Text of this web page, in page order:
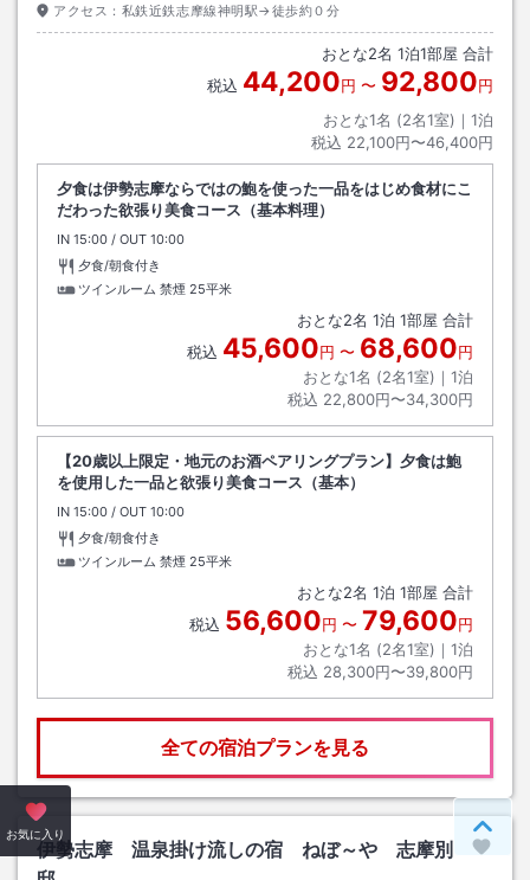
アクセス： 私鉄近鉄志摩線神明駅→徒歩約０分
おとな2名 1泊1部屋 合計
税込 44,200円 〜 92,800円
おとな1名 (2名1室)｜ 1泊
税込 22,100円〜46,400円
夕食は伊勢志摩ならではの鮑を使った一品をはじめ食材にこ
だわった欲張り美食コース（基本料理）
IN チェックイン
15:00 / OUT チェックアウト
10:00
夕食/朝食付き
ツインルーム 禁煙 25平米
おとな2名 1泊 1部屋 合計
税込 45,600円 〜 68,600円
おとな1名 (2名1室)｜ 1泊
税込 22,800円〜34,300円
【20歳以上限定・地元のお酒ペアリングプラン】夕食は鮑
を使用した一品と欲張り美食コース（基本）
IN チェックイン
15:00 / OUT チェックアウト
10:00
夕食/朝食付き
ツインルーム 禁煙 25平米
おとな2名 1泊 1部屋 合計
税込 56,600円 〜 79,600円
おとな1名 (2名1室)｜ 1泊
税込 28,300円〜39,800円
全ての宿泊プランを見る
伊勢志摩 温泉掛け流しの宿 ねぼ～や 志摩別
お気に入り ペー